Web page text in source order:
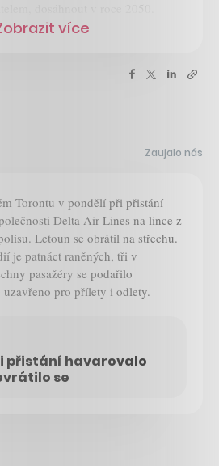
více
Zaujalo nás
Torontu v pondělí při přistání
Delta Air Lines na lince z
Letoun se obrátil na střechu.
je patnáct raněných, tři v
pasažéry se podařilo
uzavřeno pro přílety i odlety.
přistání havarovalo
se